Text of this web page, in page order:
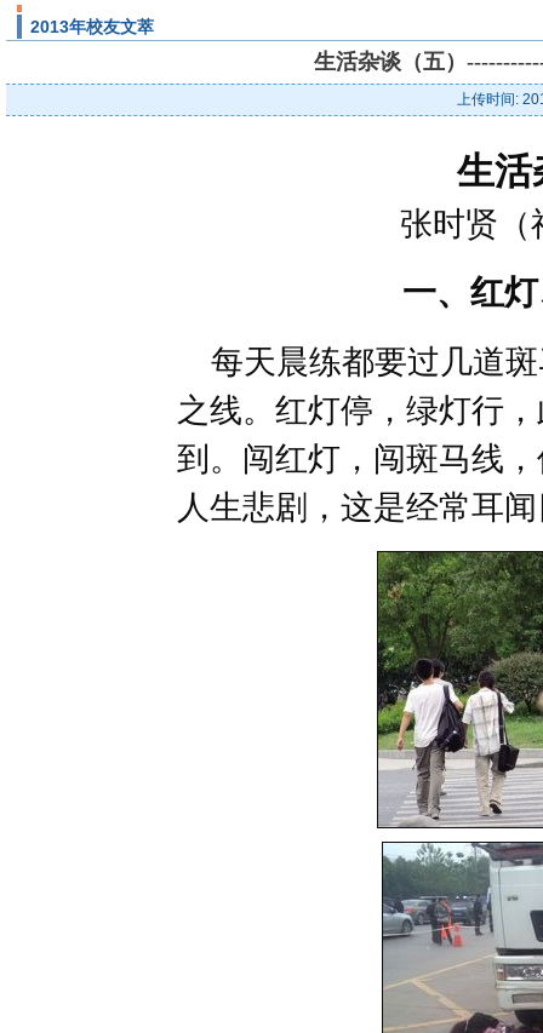
2013年校友文萃
生活杂谈（五）
上传时间:
生活
张时贤（
一、红
每天晨练都要过几道
之线。红灯停，绿灯行
到。闯红灯，闯斑马线
人生悲剧，这是经常耳